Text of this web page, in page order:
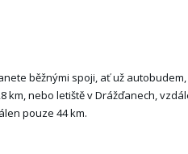
běžnými spoji, ať už autobudem,
nebo letiště v Drážďanech,
pouze 44 km.